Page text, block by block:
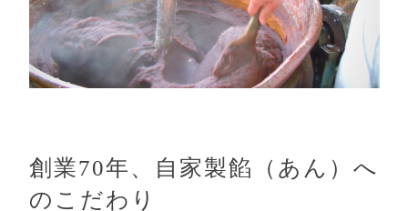
創業70年、自家製餡（あん）へ
のこだわり